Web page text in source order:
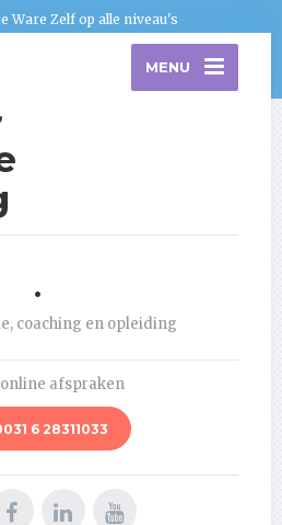
Ware Zelf op alle niveau's
MENU
.
coaching en opleiding
afspraken
6 28311033